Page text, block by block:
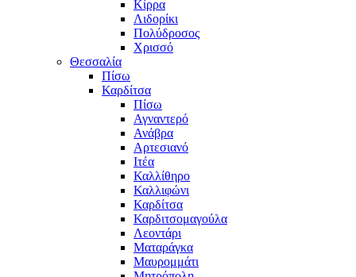
Κίρρα
Λιδορίκι
Πολύδροσος
Χρισσό
Θεσσαλία
Πίσω
Καρδίτσα
Πίσω
Αγναντερό
Ανάβρα
Αρτεσιανό
Ιτέα
Καλλίθηρο
Καλλιφώνι
Καρδίτσα
Καρδιτσομαγούλα
Λεοντάρι
Ματαράγκα
Μαυρομμάτι